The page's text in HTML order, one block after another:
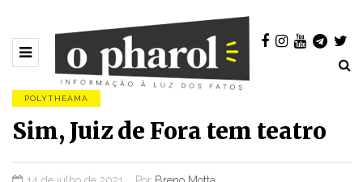
POLYTHEAMA
Sim, Juiz de Fora tem teatro